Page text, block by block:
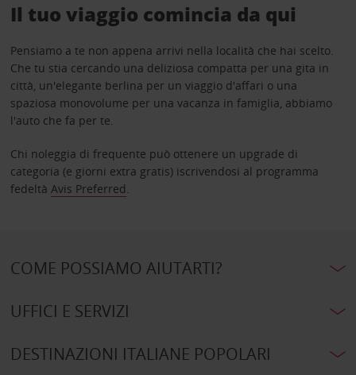
Il tuo viaggio comincia da qui
Pensiamo a te non appena arrivi nella località che hai scelto.
Che tu stia cercando una deliziosa compatta per una gita in
città, un'elegante berlina per un viaggio d'affari o una
spaziosa monovolume per una vacanza in famiglia, abbiamo
l'auto che fa per te.
Chi noleggia di frequente può ottenere un upgrade di
categoria (e giorni extra gratis) iscrivendosi al programma
fedeltà Avis Preferred.
COME POSSIAMO AIUTARTI?
UFFICI E SERVIZI
DESTINAZIONI ITALIANE POPOLARI